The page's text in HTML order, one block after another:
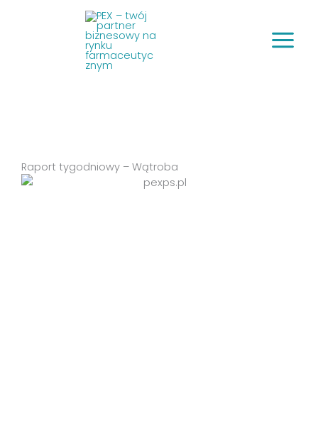
Raport tygodniowy – Wątroba